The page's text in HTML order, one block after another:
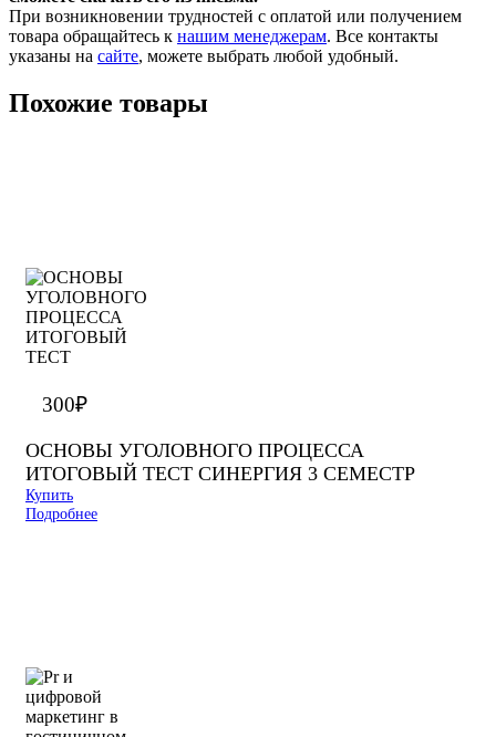
При возникновении трудностей с оплатой или получением
товара обращайтесь к нашим менеджерам. Все контакты
указаны на сайте, можете выбрать любой удобный.
Похожие товары
300₽
ОСНОВЫ УГОЛОВНОГО ПРОЦЕССА
ИТОГОВЫЙ ТЕСТ СИНЕРГИЯ 3 СЕМЕСТР
Купить
Подробнее